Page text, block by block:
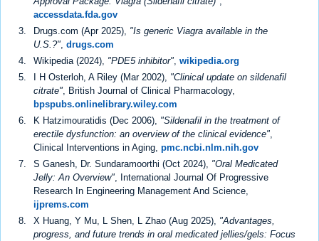
accessdata.fda.gov
Drugs.com (Apr 2025), "Is generic Viagra available in the
U.S.?", drugs.com
Wikipedia (2024), "PDE5 inhibitor", wikipedia.org
I H Osterloh, A Riley (Mar 2002), "Clinical update on sildenafil
citrate", British Journal of Clinical Pharmacology,
bpspubs.onlinelibrary.wiley.com
K Hatzimouratidis (Dec 2006), "Sildenafil in the treatment of
erectile dysfunction: an overview of the clinical evidence"
Clinical Interventions in Aging, pmc.ncbi.nlm.nih.gov
S Ganesh, Dr. Sundaramoorthi (Oct 2024), "Oral Medicated
Jelly: An Overview" , International Journal Of Progressive
Research In Engineering Management And Science,
ijprems.com
X Huang, Y Mu, L Shen, L Zhao (Aug 2025), "Advantages,
progress, and future trends in oral medicated jellies/gels: Focus